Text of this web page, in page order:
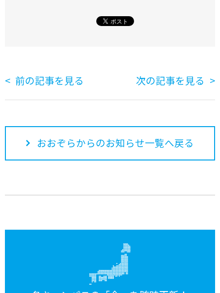
前の記事を見る 次の記事を見る
おおぞらからのお知らせ一覧へ戻る